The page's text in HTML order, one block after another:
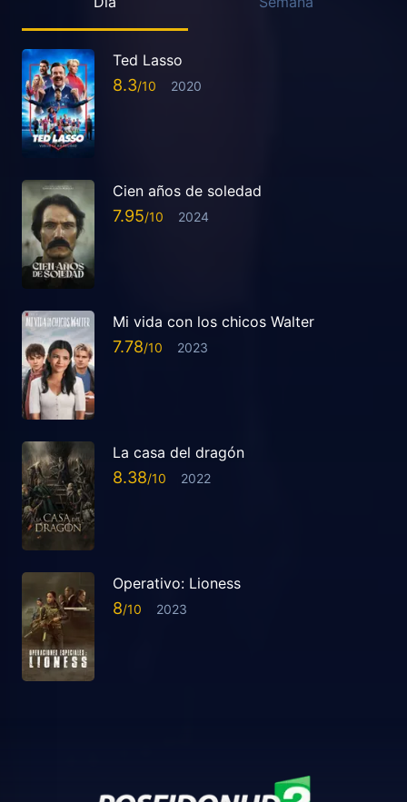
Ted Lasso
8.3 2020
Cien años de soledad
7.95 2024
Mi vida con los chicos Walter
7.78 2023
La casa del dragón
8.38 2022
Operativo: Lioness
8 2023